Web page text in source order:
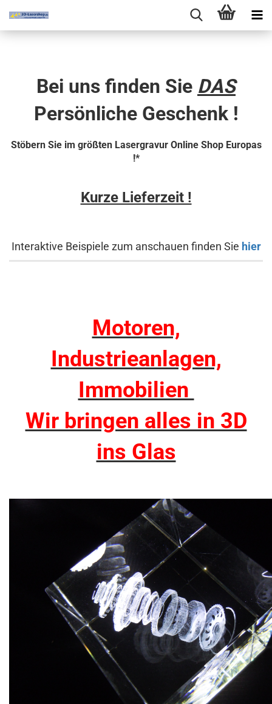
Bei uns finden Sie DAS
Persönliche Geschenk!
Stöbern Sie im größten Lasergravur Online Shop Europas
!*
Kurze Lieferzeit !
Interaktive Beispiele zum anschauen finden Sie hier
Motoren,
Industrieanlagen,
Immobilien
Wir bringen alles in 3D
ins Glas